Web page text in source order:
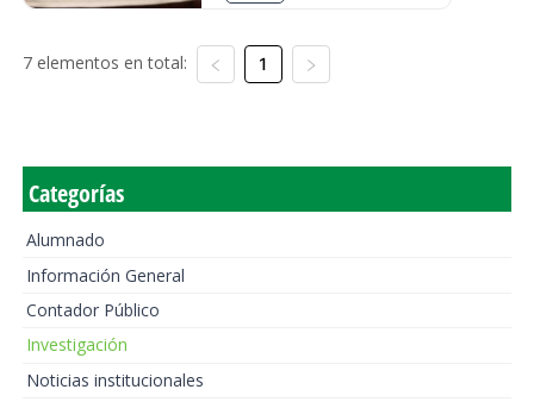
7 elementos en total: 1
Categorías
Alumnado
Información General
Contador Público
Investigación
Noticias institucionales